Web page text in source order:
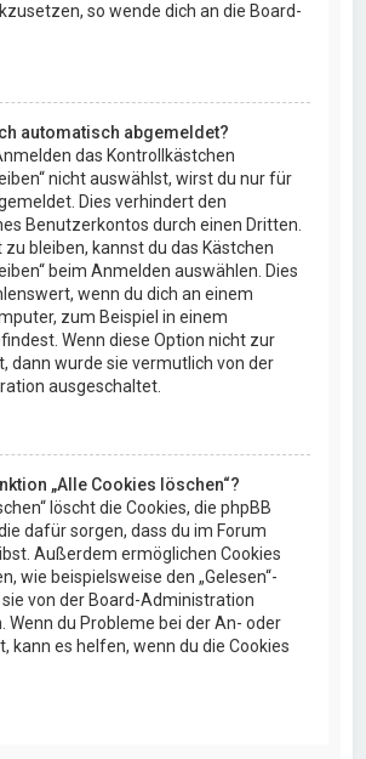
so wende dich an die Board-
automatisch abgemeldet?
das Kontrollkästchen
nicht auswählst, wirst du nur für
Dies verhindert den
Benutzerkontos durch einen Dritten.
bleiben, kannst du das Kästchen
beim Anmelden auswählen. Dies
wenn du dich an einem
zum Beispiel in einem
Wenn diese Option nicht zur
dann wurde sie vermutlich von der
ausgeschaltet.
„Alle Cookies löschen“?
löscht die Cookies, die phpBB
dafür sorgen, dass du im Forum
Außerdem ermöglichen Cookies
wie beispielsweise den „Gelesen“-
von der Board-Administration
Wenn du Probleme bei der An- oder
kann es helfen, wenn du die Cookies